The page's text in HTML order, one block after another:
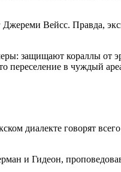
Джереми Вейсс. Правда,
защищают кораллы от
переселение в чуждый
диалекте говорят
и Гидеон,